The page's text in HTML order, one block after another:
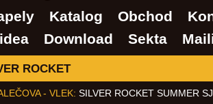
Katalog Obchod
Download Sekta
ROCKET
- VLEK: SILVER ROCKET SUMMER